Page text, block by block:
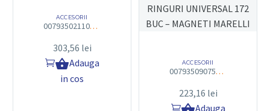
Concluzie
Adaptorul HP Magneti Marelli pentru R1234yf X1/4” este
o soluție sigură, durabilă și eficientă pentru orice service
ACCESORII
007935021100 – ADAPTOR CUPLA HP BMW VOLVO FORD – MAGNETI MARELLI
303,56 lei
Adauga
in cos
ACCESORII
007935090750 – SET O-RINGURI UNIVERSAL 172 BUC – MAGNETI MARELLI
223,16 lei
Adauga